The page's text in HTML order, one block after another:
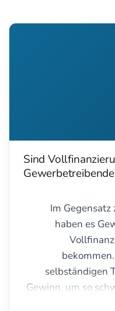
Sind
Im
haben es
selbständigen
Gewinn, um so